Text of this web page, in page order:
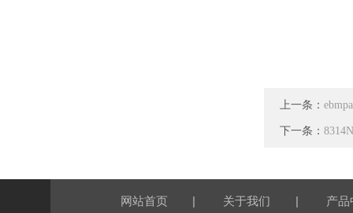
上一条：
下一条：
网站首页 | 关于我们 | 产品